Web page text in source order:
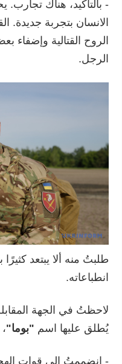
- بالتأكيد، هناك تجارب.
الانسان بتجربة جديدة.
الروح القتالية وإضفاء
الرجل.
طلبتُ منه ألا يبتعد
انطباعاته.
لاحظتُ في الجهة
يُطلق عليها اسم "بوما"